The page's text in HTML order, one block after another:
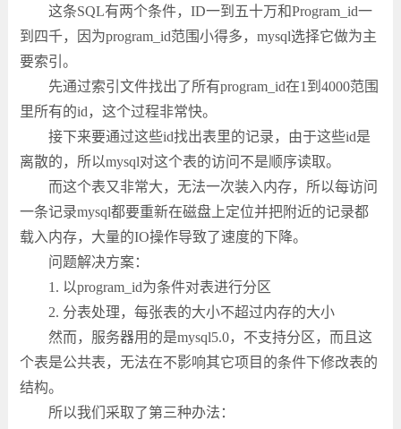
这条SQL有两个条件，ID一到五十万和Program_id一
到四千，因为program_id范围小得多，mysql选择它做为主
要索引。
先通过索引文件找出了所有program_id在1到4000范围
里所有的id，这个过程非常快。
接下来要通过这些id找出表里的记录，由于这些id是
离散的，所以mysql对这个表的访问不是顺序读取。
而这个表又非常大，无法一次装入内存，所以每访问
一条记录mysql都要重新在磁盘上定位并把附近的记录都
载入内存，大量的IO操作导致了速度的下降。
问题解决方案：
1. 以program_id为条件对表进行分区
2. 分表处理，每张表的大小不超过内存的大小
然而，服务器用的是mysql5.0，不支持分区，而且这
个表是公共表，无法在不影响其它项目的条件下修改表的
结构。
所以我们采取了第三种办法：